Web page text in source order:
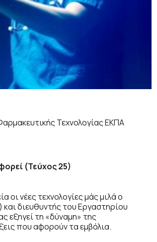
Τεχνολογίας ΕΚΠΑ
(Τεύχος 25)
οι νέες τεχνολογίες μάς μιλά ο
διευθυντής του Εργαστηρίου
εξηγεί τη «δύναμη» της
που αφορούν τα εμβόλια.